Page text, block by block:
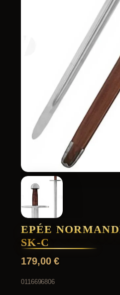
EPÉE
SK-C
179,00€
0116696806